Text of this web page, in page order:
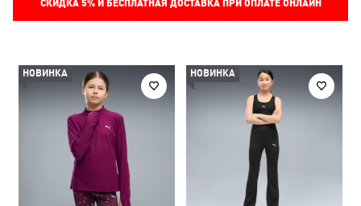
СКИДКА 5%И БЕСПЛАТНАЯ ДОСТАВКА ПРИ ОПЛАТЕ ОНЛАЙН
НОВИНКА НОВИНКА